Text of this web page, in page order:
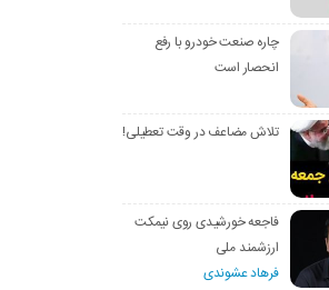
چاره صنعت خودرو با رفع
انحصار است
تلاش مضاعف در وقت تعطیلی!
فاجعه خورشیدی روی نیمکت
ارزشمند ملی
فرهاد عشوندی